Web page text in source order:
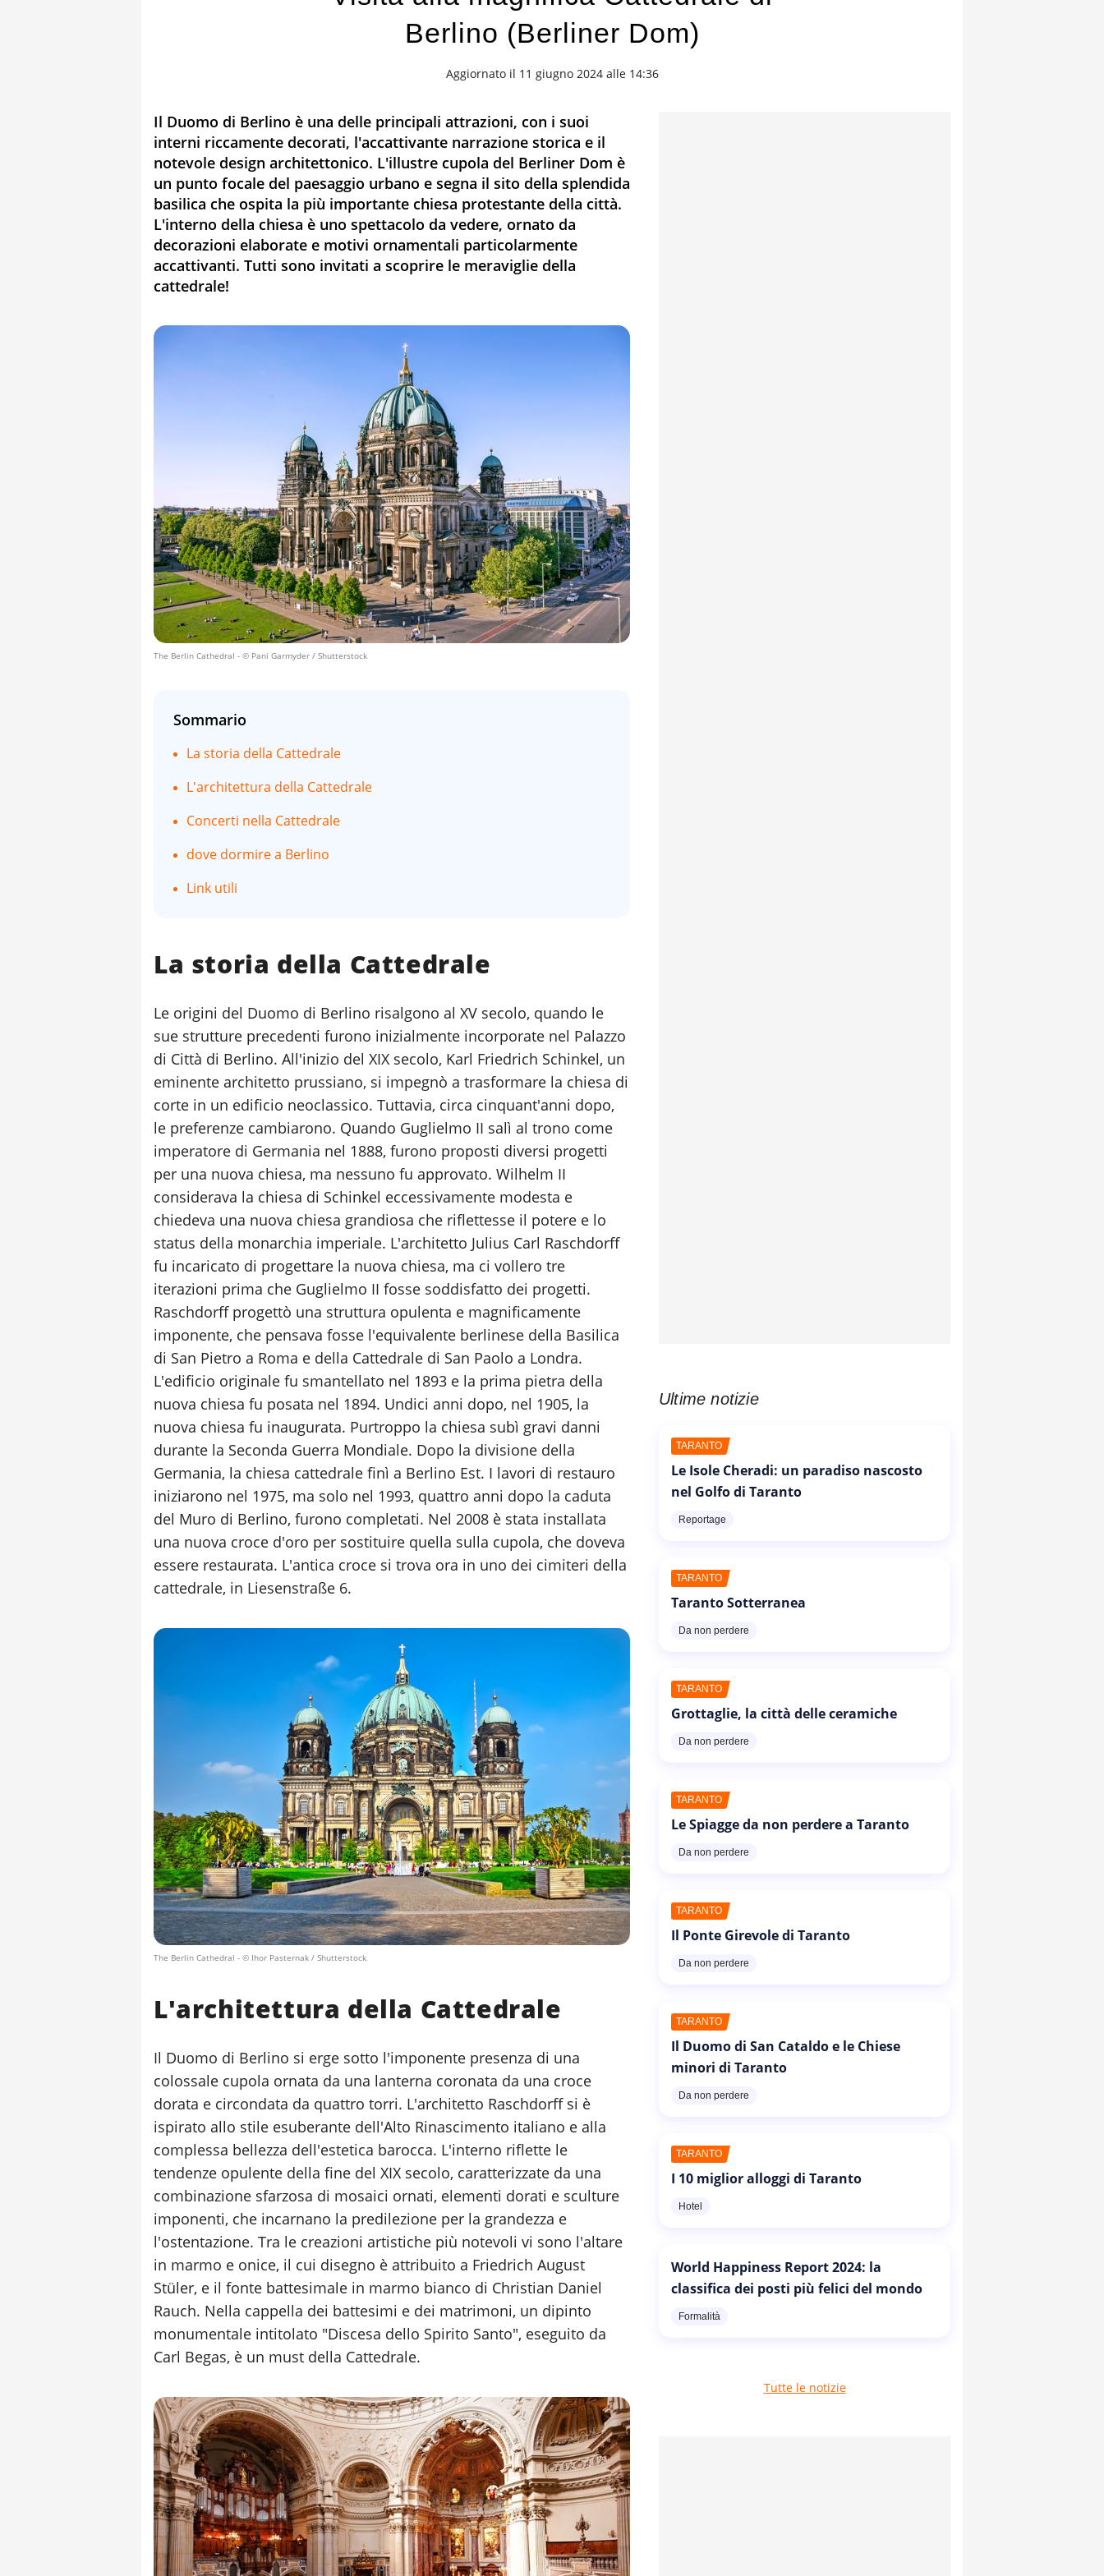
Berlino (Berliner Dom)
Aggiornato il 11 giugno 2024 alle 14:36
Il Duomo di Berlino è una delle principali attrazioni, con i suoi
interni riccamente decorati, l'accattivante narrazione storica e il
notevole design architettonico. L'illustre cupola del Berliner Dom è
un punto focale del paesaggio urbano e segna il sito della splendida
basilica che ospita la più importante chiesa protestante della città.
L'interno della chiesa è uno spettacolo da vedere, ornato da
decorazioni elaborate e motivi ornamentali particolarmente
accattivanti. Tutti sono invitati a scoprire le meraviglie della
cattedrale!
The Berlin Cathedral - © Pani Garmyder / Shutterstock
Sommario
La storia della Cattedrale
L'architettura della Cattedrale
Concerti nella Cattedrale
dove dormire a Berlino
Link utili
La storia della Cattedrale
Le origini del Duomo di Berlino risalgono al XV secolo, quando le
sue strutture precedenti furono inizialmente incorporate nel Palazzo
di Città di Berlino. All'inizio del XIX secolo, Karl Friedrich Schinkel, un
eminente architetto prussiano, si impegnò a trasformare la chiesa di
corte in un edificio neoclassico. Tuttavia, circa cinquant'anni dopo,
le preferenze cambiarono. Quando Guglielmo II salì al trono come
imperatore di Germania nel 1888, furono proposti diversi progetti
per una nuova chiesa, ma nessuno fu approvato. Wilhelm II
considerava la chiesa di Schinkel eccessivamente modesta e
chiedeva una nuova chiesa grandiosa che riflettesse il potere e lo
status della monarchia imperiale. L'architetto Julius Carl Raschdorff
fu incaricato di progettare la nuova chiesa, ma ci vollero tre
iterazioni prima che Guglielmo II fosse soddisfatto dei progetti.
Raschdorff progettò una struttura opulenta e magnificamente
imponente, che pensava fosse l'equivalente berlinese della Basilica
di San Pietro a Roma e della Cattedrale di San Paolo a Londra.
L'edificio originale fu smantellato nel 1893 e la prima pietra della
nuova chiesa fu posata nel 1894. Undici anni dopo, nel 1905, la
nuova chiesa fu inaugurata. Purtroppo la chiesa subì gravi danni
durante la Seconda Guerra Mondiale. Dopo la divisione della
Germania, la chiesa cattedrale finì a Berlino Est. I lavori di restauro
iniziarono nel 1975, ma solo nel 1993, quattro anni dopo la caduta
del Muro di Berlino, furono completati. Nel 2008 è stata installata
una nuova croce d'oro per sostituire quella sulla cupola, che doveva
essere restaurata. L'antica croce si trova ora in uno dei cimiteri della
cattedrale, in Liesenstraße 6.
The Berlin Cathedral - © Ihor Pasternak / Shutterstock
L'architettura della Cattedrale
Il Duomo di Berlino si erge sotto l'imponente presenza di una
colossale cupola ornata da una lanterna coronata da una croce
dorata e circondata da quattro torri. L'architetto Raschdorff si è
ispirato allo stile esuberante dell'Alto Rinascimento italiano e alla
complessa bellezza dell'estetica barocca. L'interno riflette le
tendenze opulente della fine del XIX secolo, caratterizzate da una
combinazione sfarzosa di mosaici ornati, elementi dorati e sculture
imponenti, che incarnano la predilezione per la grandezza e
l'ostentazione. Tra le creazioni artistiche più notevoli vi sono l'altare
in marmo e onice, il cui disegno è attribuito a Friedrich August
Stüler, e il fonte battesimale in marmo bianco di Christian Daniel
Rauch. Nella cappella dei battesimi e dei matrimoni, un dipinto
monumentale intitolato "Discesa dello Spirito Santo", eseguito da
Carl Begas, è un must della Cattedrale.
Ultime notizie
TARANTO
Le Isole Cheradi: un paradiso nascosto
nel Golfo di Taranto
Reportage
TARANTO
Taranto Sotterranea
Da non perdere
TARANTO
Grottaglie, la città delle ceramiche
Da non perdere
TARANTO
Le Spiagge da non perdere a Taranto
Da non perdere
TARANTO
Il Ponte Girevole di Taranto
Da non perdere
TARANTO
Il Duomo di San Cataldo e le Chiese
minori di Taranto
Da non perdere
TARANTO
I 10 miglior alloggi di Taranto
Hotel
World Happiness Report 2024: la
classifica dei posti più felici del mondo
Formalità
Tutte le notizie